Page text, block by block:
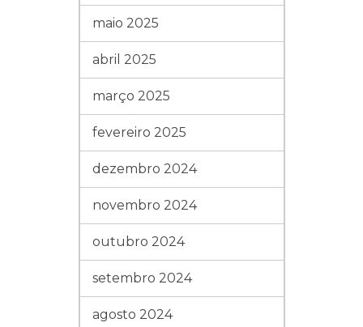
maio 2025
abril 2025
março 2025
fevereiro 2025
dezembro 2024
novembro 2024
outubro 2024
setembro 2024
agosto 2024